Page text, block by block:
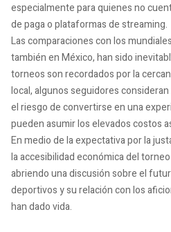
especialmente para quienes no
de paga o plataformas de streaming.
Las comparaciones con los
también en México, han sido
torneos son recordados por la
local, algunos seguidores
el riesgo de convertirse en una
pueden asumir los elevados costos
En medio de la expectativa por la
la accesibilidad económica del
abriendo una discusión sobre el
deportivos y su relación con los
han dado vida.